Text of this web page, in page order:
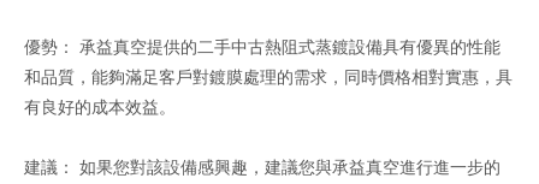
優勢： 承益真空提供的二手中古熱阻式蒸鍍設備具有優異的性能
和品質，能夠滿足客戶對鍍膜處理的需求，同時價格相對實惠，具
有良好的成本效益。
建議： 如果您對該設備感興趣，建議您與承益真空進行進一步的